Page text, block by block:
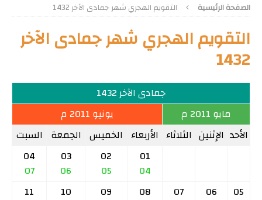
الصفحة الرئيسية التقويم الهجري شهر جمادى الآخر 1432
التقويم الهجري شهر جمادى الآخر
1432
جمادى الآخر 1432
مايو 2011 م
يونيو 2011 م
الأحد الإثنين الثلاثاء الأربعاء الخميس الجمعة السبت
01
04
02
05
03
06
04
07
05
06
07
08
09
10
11